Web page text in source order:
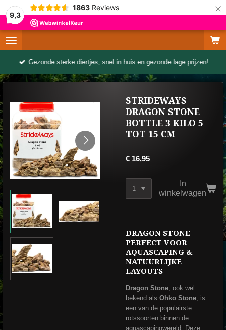
9,3
1863 Reviews ×
Gezonde sterke diertjes, snel in huis en gezonde lage prijzen!
STRIDEWAYS
DRAGON STONE
BOTTLE 3 KILO 5
TOT 15 CM
€ 16,95
In
winkelwagen
DRAGON STONE –
PERFECT VOOR
AQUASCAPING &
NATUURLIJKE
LAYOUTS
Dragon Stone, ook wel
bekend als Ohko Stone, is
een van de populairste
rotssoorten binnen de
aquascapingwereld. Deze